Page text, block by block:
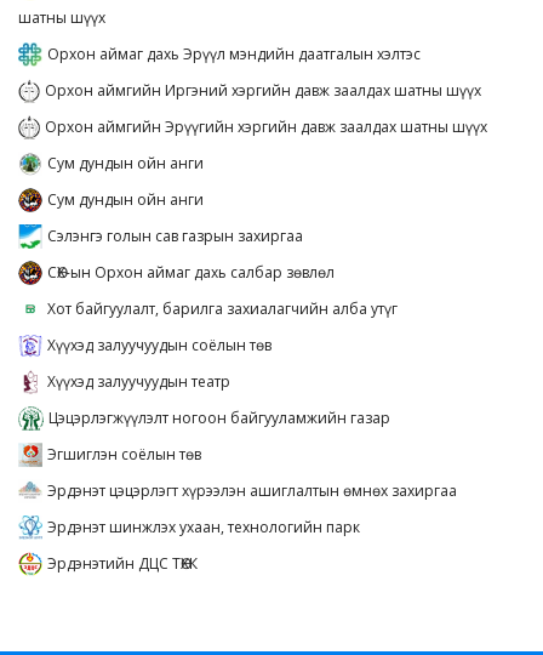
шатны шүүх
Орхон аймаг дахь Эрүүл мэндийн даатгалын хэлтэс
Орхон аймгийн Иргэний хэргийн давж заалдах шатны шүүх
Орхон аймгийн Эрүүгийн хэргийн давж заалдах шатны шүүх
Сум дундын ойн анги
Сум дундын ойн анги
Сэлэнгэ голын сав газрын захиргаа
СӨХ-ын Орхон аймаг дахь салбар зөвлөл
Хот байгуулалт, барилга захиалагчийн алба утүг
Хүүхэд залуучуудын соёлын төв
Хүүхэд залуучуудын театр
Цэцэрлэгжүүлэлт ногоон байгууламжийн газар
Эгшиглэн соёлын төв
Эрдэнэт цэцэрлэгт хүрээлэн ашиглалтын өмнөх захиргаа
Эрдэнэт шинжлэх ухаан, технологийн парк
Эрдэнэтийн ДЦС ТӨХК